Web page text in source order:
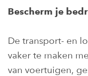
Bescherm je
De transport- en
vaker te maken
van voertuigen,